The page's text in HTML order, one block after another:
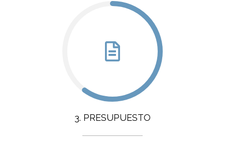
3. PRESUPUESTO